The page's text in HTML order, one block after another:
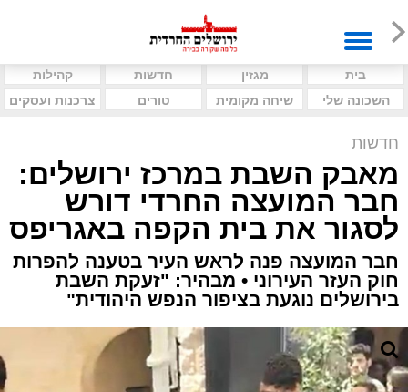
בית מגזין חדשות
קהילות
השכונה שלי
שיחה מקומית טורים צרכנות ועסקים
חדשות
מאבק השבת במרכז ירושלים:
חבר המועצה החרדי דורש
לסגור את בית הקפה באגריפס
חבר המועצה פנה לראש העיר בטענה להפרות
חוק העזר העירוני • מבהיר: "זעקת השבת
בירושלים נוגעת בציפור הנפש היהודית"